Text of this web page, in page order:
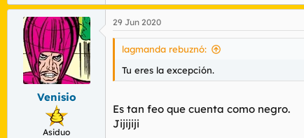
Venisio
Asiduo
29 Jun 2020
lagmanda rebuznó:
Tu eres la excepción.
Es tan feo que cuenta como negro.
Jijijiji